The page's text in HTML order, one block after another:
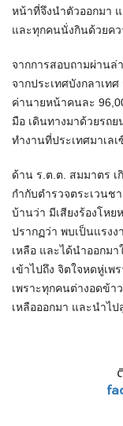
หน้าที่จึงนำตัวออกมา
และทุกคนนั่งกินด้วยค
จากการสอบถามผ่านล่
จากประเทศบังกลาเท
ค่านายหน้าคนละ
มือ เดินทางมาด้วยรถย
ทำงานที่ประเทศมาเลเ
ด้าน ร.ต.ต. สมมาตร
กำกับตำรวจตระเวนช
บ้านว่า มีเสียงร้องโหย
ปรากฏว่า พบเป็นแรงง
เหลือ และได้นำออกม
เข้าไปถึง จิตใจหดหู่เ
เพราะทุกคนต่างอดข้
เหลือออกมา และนำไ